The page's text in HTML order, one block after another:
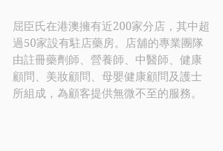
屈臣氏在港澳擁有近200家分店，其中超
過50家設有駐店藥房。店舖的專業團隊
由註冊藥劑師、營養師、中醫師、健康
顧問、美妝顧問、母嬰健康顧問及護士
所組成，為顧客提供無微不至的服務。